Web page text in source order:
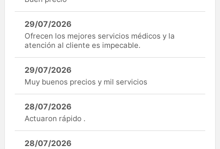
29/07/2026
Ofrecen los mejores servicios médicos y la
atención al cliente es impecable.
29/07/2026
Muy buenos precios y mil servicios
28/07/2026
Actuaron rápido .
28/07/2026